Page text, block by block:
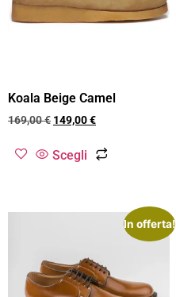
Koala Beige Camel
169,00€ 149,00€
Scegli
In offerta!